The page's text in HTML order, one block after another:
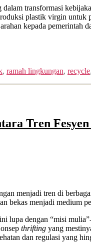
transformasi
plastik virgin untuk
kepada pemerintah
, ramah lingkungan, recycle,
Tren Fesyen
menjadi tren di
bekas menjadi medium
lupa dengan “misi
thrifting yang
dan regulasi yang